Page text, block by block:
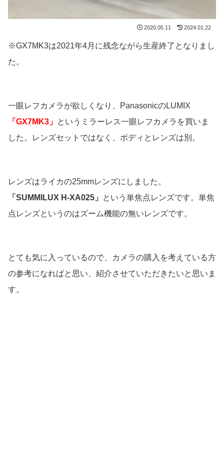
2020.05.11 2024.01.22
※GX7MK3は2021年4月に残念ながら生産終了となりまし
た。
一眼レフカメラが欲しくなり、PanasonicのLUMIX
「GX7MK3」 というミラーレス一眼レフカメラを買いま
した。レンズセットではなく、ボディとレンズは別。
レンズはライカの25mmレンズにしました。
「SUMMILUX H-XA025」
という単焦点レンズです。単焦
点レンズというのはズーム機能の無いレンズです。
とても気に入っているので、カメラの購入を考えている方
の参考になればと思い、紹介させていただきたいと思いま
す。